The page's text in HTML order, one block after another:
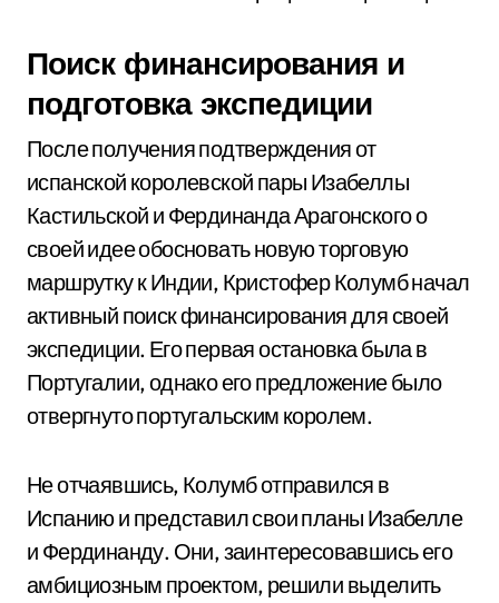
Поиск финансирования и
подготовка экспедиции
После получения подтверждения от
испанской королевской пары Изабеллы
Кастильской и Фердинанда Арагонского о
своей идее обосновать новую торговую
маршрутку к Индии, Кристофер Колумб начал
активный поиск финансирования для своей
экспедиции. Его первая остановка была в
Португалии, однако его предложение было
отвергнуто португальским королем.
Не отчаявшись, Колумб отправился в
Испанию и представил свои планы Изабелле
и Фердинанду. Они, заинтересовавшись его
амбициозным проектом, решили выделить